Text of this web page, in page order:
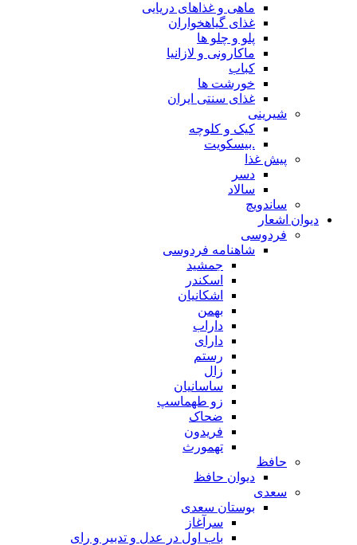
ماهی و غذاهای دریایی
غذای گیاهخواران
پلو و چلو ها
ماکارونی و لازانیا
کباب
خورشت ها
غذای سنتی ایران
شیرینی
کیک و کلوچه
.بیسکویت
پیش غذا
دسر
سالاد
ساندویچ
دیوان اشعار
فردوسی
شاهنامه فردوسی
جمشید
اسکندر
اشکانیان
بهمن
داراب
دارای
رستم
زال
ساسانیان
زو طهماسپ‏
ضحاک
فریدون
تهمورث
حافظ
دیوان حافظ
سعدی
بوستان سعدی
سرآغاز
باب اول در عدل و تدبیر و رای